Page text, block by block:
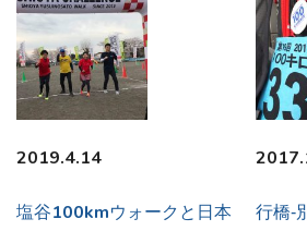
2019.4.14
塩谷100kmウォークと日本
行橋